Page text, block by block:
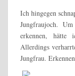
Ich hingegen
Jungfraujoch.
erkennen, hätte
Allerdings
Jungfrau.